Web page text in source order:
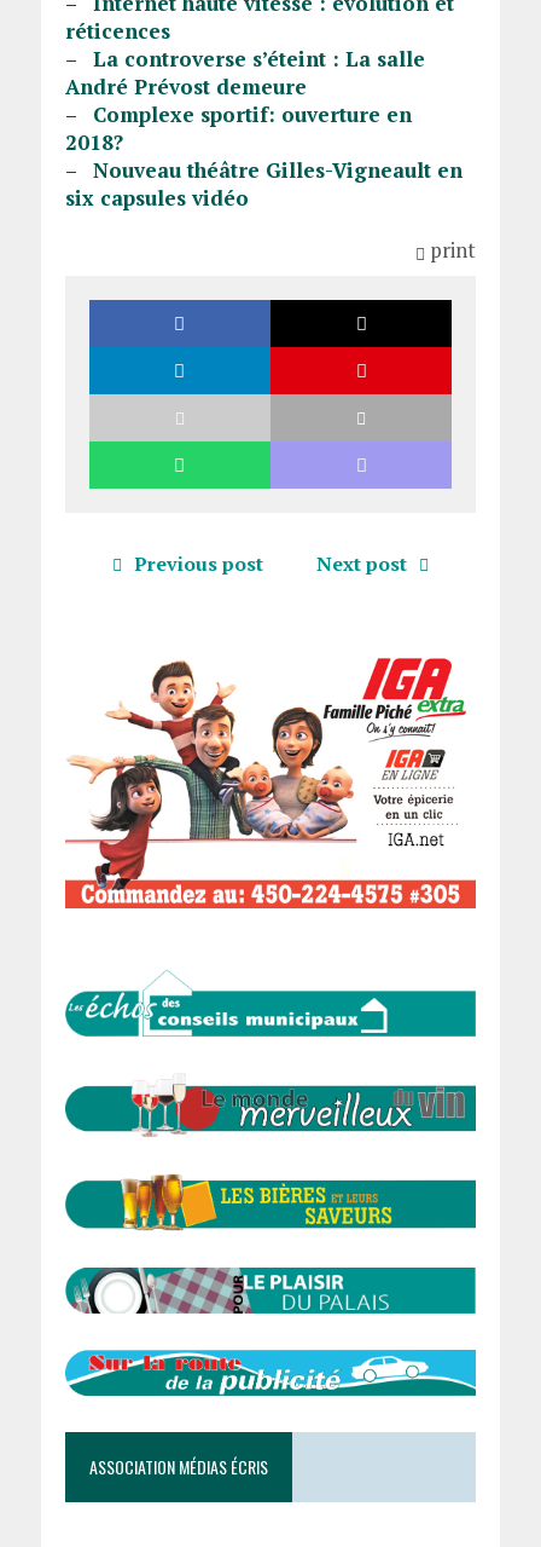
réticences
–
La controverse s’éteint : La salle
André Prévost demeure
–
Complexe sportif: ouverture en
2018?
–
Nouveau théâtre Gilles-Vigneault en
six capsules vidéo
print
Previous post Next post
ASSOCIATION MÉDIAS ÉCRIS